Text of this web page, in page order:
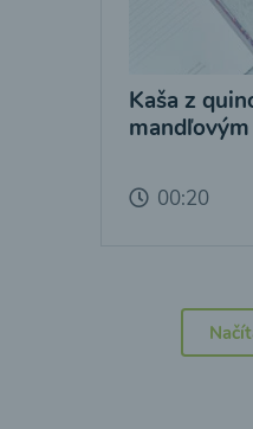
Kaša z
00:20